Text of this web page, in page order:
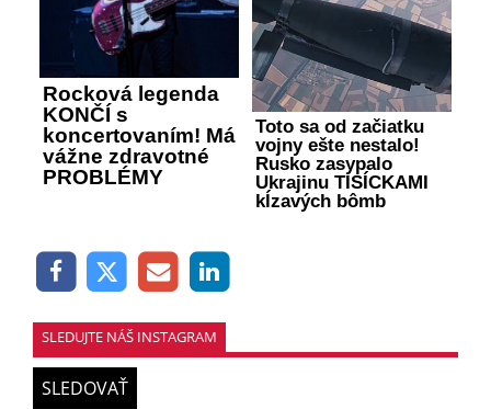
Rocková legenda
KONČÍ s
koncertovaním! Má
vážne zdravotné
PROBLÉMY
Toto sa od začiatku
vojny ešte nestalo!
Rusko zasypalo
Ukrajinu TISÍCKAMI
kĺzavých bômb
SLEDUJTE NÁŠ INSTAGRAM
SLEDOVAŤ